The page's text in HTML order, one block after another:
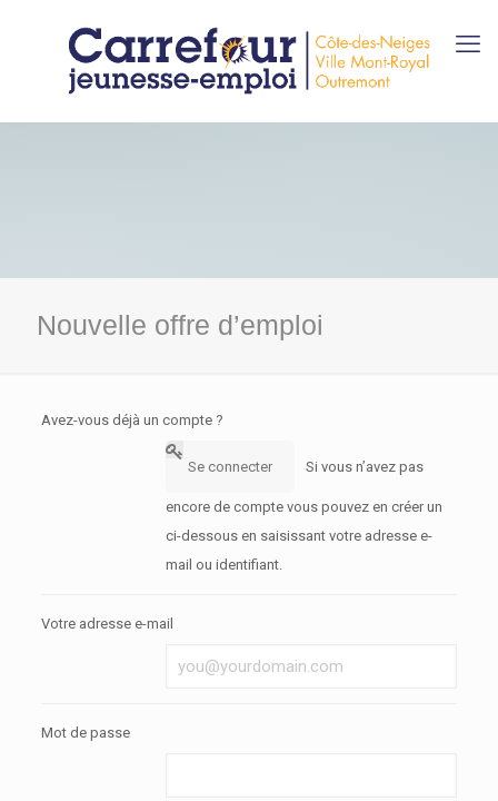
Nouvelle offre d’emploi
Avez-vous déjà un compte ?
Se connecter
encore de compte vous pouvez en créer un
ci-dessous en saisissant votre adresse e-
mail ou identifiant.
Votre adresse e-mail
Mot de passe